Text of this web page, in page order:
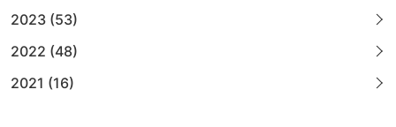
2023 (53)
2022 (48)
2021 (16)